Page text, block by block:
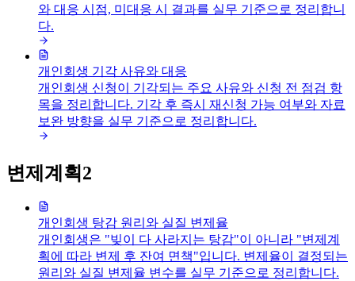
와 대응 시점, 미대응 시 결과를 실무 기준으로 정리합니
다.
개인회생 기각 사유와 대응
개인회생 신청이 기각되는 주요 사유와 신청 전 점검 항
목을 정리합니다. 기각 후 즉시 재신청 가능 여부와 자료
보완 방향을 실무 기준으로 정리합니다.
변제계획 2
개인회생 탕감 원리와 실질 변제율
개인회생은 "빚이 다 사라지는 탕감"이 아니라 "변제계
획에 따라 변제 후 잔여 면책"입니다. 변제율이 결정되는
원리와 실질 변제율 변수를 실무 기준으로 정리합니다.